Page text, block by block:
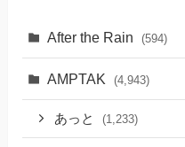
After the Rain (594)
AMPTAK (4,943)
あっと (1,233)